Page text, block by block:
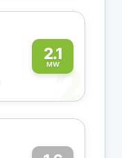
2.1
MW2